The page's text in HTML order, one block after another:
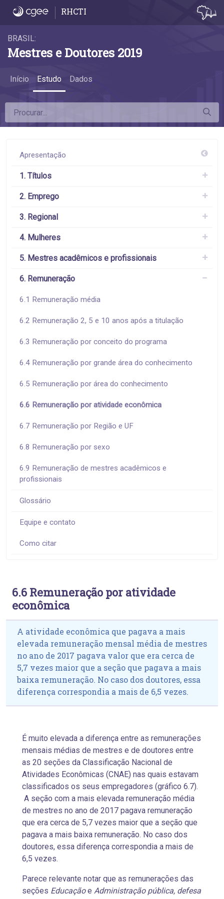
6.6 Remuneração por atividade
RHCTI
BRASIL:
Mestres e Doutores 2019
Início Estudo Dados
Apresentação
1. Títulos
2. Emprego
3. Regional
4. Mulheres
5. Mestres acadêmicos e profissionais
6. Remuneração
6.1 Remuneração média
6.2 Remuneração 2, 5 e 10 anos após a titulação
6.3 Remuneração por conceito do programa
6.4 Remuneração por grande área do conhecimento
6.5 Remuneração por área do conhecimento
6.6 Remuneração por atividade econômica
6.7 Remuneração por Região e UF
6.8 Remuneração por sexo
6.9 Remuneração de mestres acadêmicos e
profissionais
Glossário
Equipe e contato
Como citar
6.6 Remuneração por atividade
econômica
A atividade econômica que pagava a mais
elevada remuneração mensal média de mestres
no ano de 2017 pagava valor que era cerca de
5,7 vezes maior que a seção que pagava a mais
baixa remuneração. No caso dos doutores, essa
diferença correspondia a mais de 6,5 vezes.
É muito elevada a diferença entre as remunerações
mensais médias de mestres e de doutores entre
as 20 seções da Classificação Nacional de
Atividades Econômicas (CNAE) nas quais estavam
classificados os seus empregadores (gráfico 6.7).
A seção com a mais elevada remuneração média
de mestres no ano de 2017 pagava remuneração
que era cerca de 5,7 vezes maior que a seção que
pagava a mais baixa remuneração. No caso dos
doutores, essa diferença correspondia a mais de
6,5 vezes.
Parece relevante notar que as remunerações das
seções Educaçãoe Administração pública, defesa